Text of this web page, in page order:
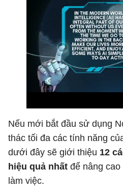
Nếu mới bắt đầu sử dụng
thác tối đa các tính năng
dưới đây sẽ giới thiệu 12
hiệu quả nhất để nâng
làm việc.